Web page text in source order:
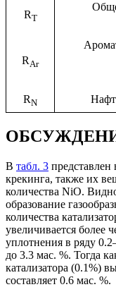
RT
RAr
RN
В табл. 3
крекинга, также их
количества NiO.
образование
количества
увеличивается более
уплотнения в ряду
до 3.3 мас. %. Тогда
катализатора (0.1%)
составляет 0.6 мас. %.